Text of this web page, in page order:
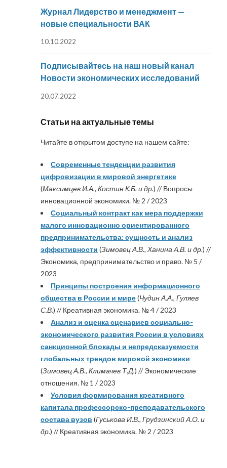
Журнал Лидерство и менеджмент —
новые специальности ВАК
10.10.2022
Подписывайтесь на наш новый канал
Новости экономических исследований
20.07.2022
Статьи на актуальные темы
Читайте в открытом доступе на нашем сайте:
Современные тенденции развития
цифровизации в мировой энергетике
(Максимцев И.А., Костин К.Б. и др.) // Вопросы
инновационной экономики. № 2 / 2023
Социальный контракт как мера поддержки
малого инновационно ориентированного
предпринимательства: сущность и анализ
эффективности (Зимовец А.В., Ханина А.В. и др.) //
Экономика, предпринимательство и право. № 5 /
2023
Принципы построения информационного
общества в России и мире(Чудин А.А., Гуляев
С.В.) // Креативная экономика. № 4 / 2023
Анализ и оценка сценариев социально-
экономического развития России в условиях
санкционной блокады и непредсказуемости
глобальных трендов мировой экономики
(Зимовец А.В., Климачев Т.Д.) // Экономические
отношения. № 1 / 2023
Условия формирования креативного
капитала профессорско-преподавательского
состава вузов (Гуськова И.В., Грудзинский А.О. и
др.) // Креативная экономика. № 2 / 2023